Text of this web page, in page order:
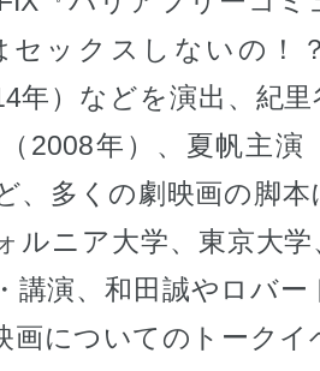
セックスしないの！
年）などを演出、紀
（2008年）、夏帆主
、多くの劇映画の脚
ルニア大学、東京大学
講演、和田誠やロバー
画についてのトークイ